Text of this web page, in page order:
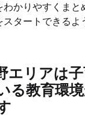
わかりやすくまと
スタートできるよ
エリアは
る教育環